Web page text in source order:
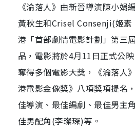
《淪落人》由新晉導演陳小娟
黃秋生和Crisel Consenji(姬素
港「首部劇情電影計劃」第三
品，電影將於4月11日正式公
奪得多個電影大獎，《淪落人
港電影金像獎》八項獎項提名
佳導演、最佳編劇、最佳男主
佳男配角(李璨琛)等。